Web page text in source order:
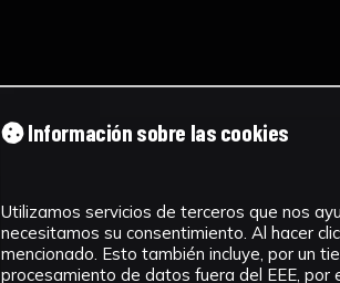
Información sobre las cookies
Utilizamos servicios de terceros que nos
necesitamos su consentimiento. Al hacer
mencionado. Esto también incluye, por un
procesamiento de datos fuera del EEE, por